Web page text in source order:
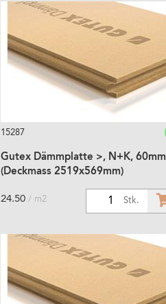
15287
Gutex Dämmplatte >, N+K, 60mm
(Deckmass 2519x569mm)
Stk.
24.50 / m2